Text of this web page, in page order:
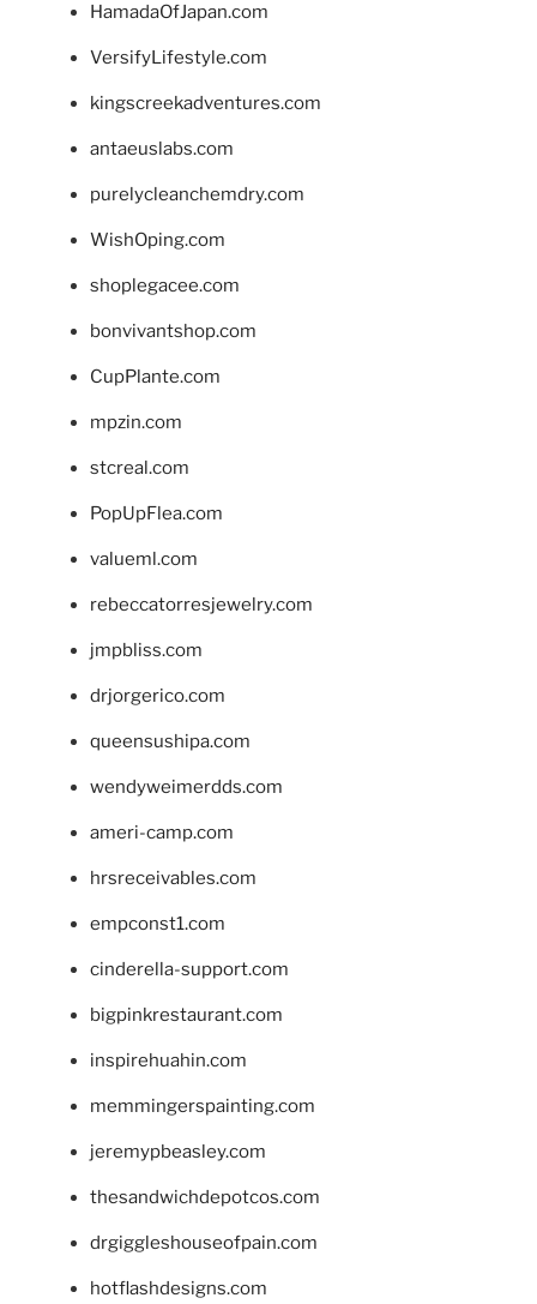
HamadaOfJapan.com
VersifyLifestyle.com
kingscreekadventures.com
antaeuslabs.com
purelycleanchemdry.com
WishOping.com
shoplegacee.com
bonvivantshop.com
CupPlante.com
mpzin.com
stcreal.com
PopUpFlea.com
valueml.com
rebeccatorresjewelry.com
jmpbliss.com
drjorgerico.com
queensushipa.com
wendyweimerdds.com
ameri-camp.com
hrsreceivables.com
empconst1.com
cinderella-support.com
bigpinkrestaurant.com
inspirehuahin.com
memmingerspainting.com
jeremypbeasley.com
thesandwichdepotcos.com
drgiggleshouseofpain.com
hotflashdesigns.com